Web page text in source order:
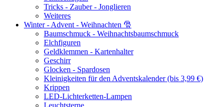
Tricks - Zauber - Jonglieren
Weiteres
Winter - Advent - Weihnachten 🎅
Baumschmuck - Weihnachtsbaumschmuck
Elchfiguren
Geldklemmen - Kartenhalter
Geschirr
Glocken - Spardosen
Kleinigkeiten für den Adventskalender (bis 3,99 €)
Krippen
LED-Lichterketten-Lampen